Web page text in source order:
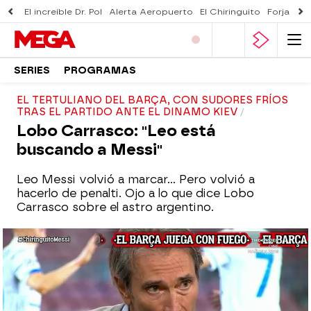
El increíble Dr. Pol Alerta Aeropuerto El Chiringuito Forjado
SERIES PROGRAMAS
EL TERTULIANO DEL BARÇA, CON SUDORES FRÍOS
TRAS EL PARTIDO ANTE EL DINAMO KIEV
Lobo Carrasco: "Leo está
buscando a Messi"
Leo Messi volvió a marcar... Pero volvió a
hacerlo de penalti. Ojo a lo que dice Lobo
Carrasco sobre el astro argentino.